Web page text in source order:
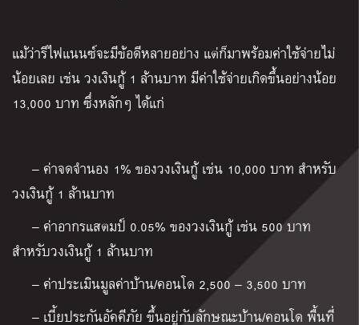
แม้ว่ารีไฟแนนซ์จะมีข้อดีหลายอย่าง แต่ก็มาพร้อมค่าใช้จ่ายไม่
น้อยเลย เช่น วงเงินกู้ 1 ล้านบาท มีค่าใช้จ่ายเกิดขึ้นอย่างน้อย
13,000 บาท ซึ่งหลักๆ ได้แก่
– ค่าจดจำนอง 1% ของวงเงินกู้ เช่น 10,000 บาท สำหรับ
วงเงินกู้ 1 ล้านบาท
– ค่าอากรแสตมป์ 0.05% ของวงเงินกู้ เช่น 500บาท
สำหรับวงเงินกู้ 1 ล้านบาท
– ค่าประเมินมูลค่าบ้าน/คอนโด 2,500 – 3,500 บาท
– เบี้ยประกันอัคคีภัย ขึ้นอยู่กับลักษณะบ้าน/คอนโด พื้นที่